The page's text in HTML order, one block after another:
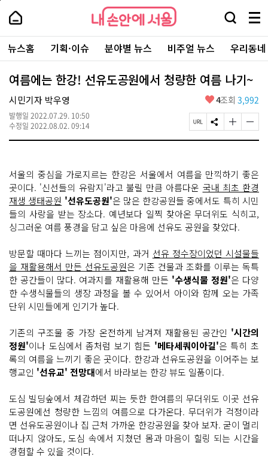
본
로
가
내
손
안
에
서
울
-
서
울
시
대
표
소
털
내
손
에
울
검
창
열
기
메
뉴
전
체
보
주
요
서
뉴스홈 기획·이슈 분야별 뉴스 비주얼 뉴스 우리동
여름에는 한강! 선유도공원에서 청량한 여름 나기~
시민기자 박우영
발행일 2022.07.29. 10:50
수정일 2022.08.02. 09:14
좋
요
4조회 3,992
페
이
L
복
사
S
N
유
하
기
글
자
크
게
변
경
하
기
글
자
게
변
경
하
기
서울의 중심을 가로지르는 한강은 서울에서 여름을 만끽하기 좋은
곳이다. '신선들의 유람지'라고 불릴 만큼 아름다운 국내 최초 환경
재생 생태공원 '선유도공원'은 많은 한강공원들 중에서도 특히 시민
들의 사랑을 받는 장소다. 예년보다 일찍 찾아온 무더위도 식히고,
싱그러운 여름 풍경을 담고 싶은 마음에 선유도 공원을 찾았다.
방문할 때마다 느끼는 점이지만, 과거 선유 정수장이었던 시설물들
을 재활용해서 만든 선유도공원은 기존 건물과 조화를 이루는 독특
한 공간들이 많다. 여과지를 재활용해 만든 '수생식물 정원'은 다양
한 수생식물들의 생장 과정을 볼 수 있어서 아이와 함께 오는 가족
단위 시민들에게 인기가 높다.
기존의 구조물 중 가장 온전하게 남겨져 재활용된 공간인 '시간의
정원'이나 도심에서 좀처럼 보기 힘든 '메타세쿼이아길'은 특히 초
록의 여름을 느끼기 좋은 곳이다. 한강과 선유도공원을 이어주는 보
행교인 '선유교' 전망대에서 바라보는 한강 뷰도 일품이다.
도심 빌딩숲에서 체감하던 찌는 듯한 한여름의 무더위도 이곳 선유
도공원에선 청량한 느낌의 여름으로 다가온다. 무더위가 걱정이라
면 선유도공원이나 집 근처 가까운 한강공원을 찾아 보자. 굳이 멀리
떠나지 않아도, 도심 속에서 지쳤던 몸과 마음이 힐링 되는 시간을
경험할 수 있을 것이다.
페
상
단
로